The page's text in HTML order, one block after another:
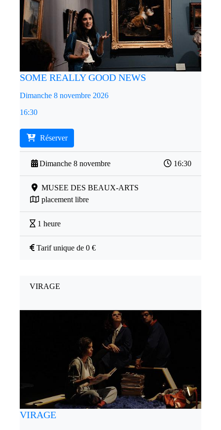
SOME REALLY GOOD NEWS
Dimanche 8 novembre 2026
16:30
Réserver
Dimanche 8 novembre 16:30
MUSEE DES BEAUX-ARTS
placement libre
1 heure
Tarif unique de 0 €
VIRAGE
VIRAGE